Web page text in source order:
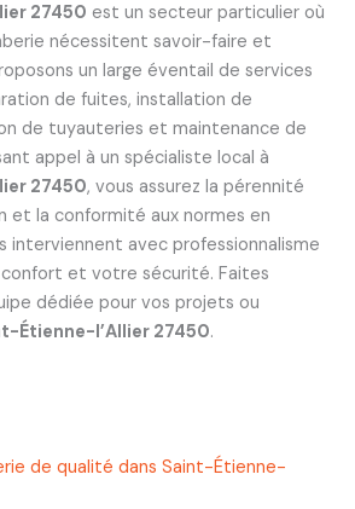
27450 est un secteur particulier où
nécessitent savoir-faire et
un large éventail de services
de fuites, installation de
de tuyauteries et maintenance de
appel à un spécialiste local à
27450, vous assurez la pérennité
et la conformité aux normes en
interviennent avec professionnalisme
et votre sécurité. Faites
dédiée pour vos projets ou
Étienne-l’Allier 27450.
de qualité dans Saint-Étienne-